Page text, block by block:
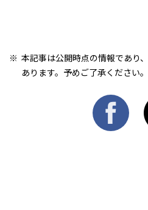
本記事は公開時点の情報であり
あります。予めご了承ください。